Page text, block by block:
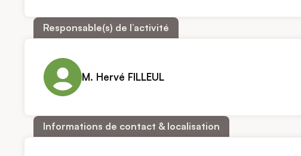
Responsable(s) de l’activité
M. Hervé FILLEUL
Informations de contact & localisation